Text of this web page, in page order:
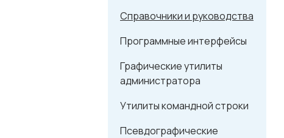
Справочники и руководства
Программные интерфейсы
Графические утилиты
администратора
Утилиты командной строки
Псевдографические